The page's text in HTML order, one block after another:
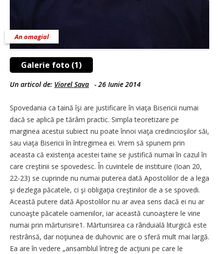
Galerie foto (1)
An omagial
Un articol de: Viorel Sava - 26 Iunie 2014
Spovedania ca taină îşi are justificare în viaţa Bisericii numai
dacă se aplică pe tărâm practic. Simpla teoretizare pe
marginea acestui subiect nu poate înnoi viaţa credincioşilor săi,
sau viaţa Bisericii în întregimea ei. Vrem să spunem prin
aceasta că existenţa acestei taine se justifică numai în cazul în
care creştinii se spovedesc. În cuvintele de instituire (Ioan 20,
22-23) se cuprinde nu numai puterea dată Apostolilor de a lega
şi dezlega păcatele, ci şi obligaţia creştinilor de a se spovedi.
Această putere dată Apostolilor nu ar avea sens dacă ei nu ar
cunoaşte păcatele oamenilor, iar această cunoaştere le vine
numai prin mărturisire1. Mărturisirea ca rânduială liturgică este
restrânsă, dar noţiunea de duhovnic are o sferă mult mai largă.
Ea are în vedere „ansamblul întreg de acţiuni pe care le